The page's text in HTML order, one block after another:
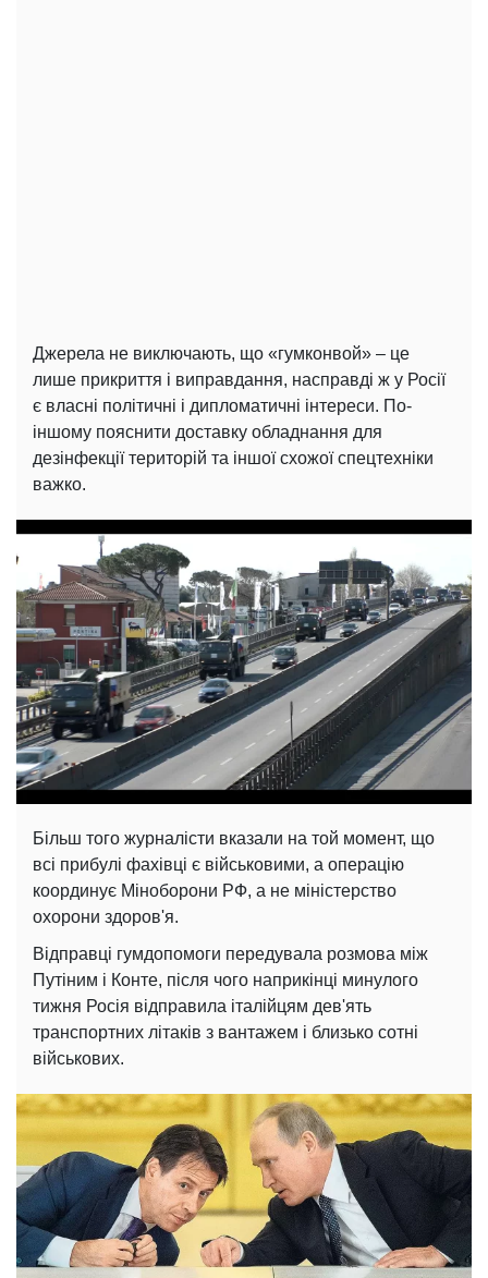
Джерела не виключають, що «гумконвой» – це
лише прикриття і виправдання, насправді ж у Росії
є власні політичні і дипломатичні інтереси. По-
іншому пояснити доставку обладнання для
дезінфекції територій та іншої схожої спецтехніки
важко.
Більш того журналісти вказали на той момент, що
всі прибулі фахівці є військовими, а операцію
координує Міноборони РФ, а не міністерство
охорони здоров'я.
Відправці гумдопомоги передувала розмова між
Путіним і Конте, після чого наприкінці минулого
тижня Росія відправила італійцям дев'ять
транспортних літаків з вантажем і близько сотні
військових.